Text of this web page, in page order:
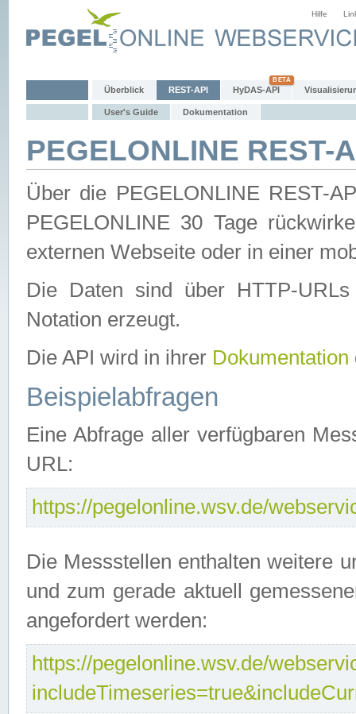
Hilfe
Überblick REST-API HyDAS-API
User's Guide Dokumentation
PEGELONLINE REST-
Über die PEGELONLINE REST-
PEGELONLINE 30 Tage
externen Webseite oder in einer
Die Daten sind über HTTP-
Notation erzeugt.
Die API wird in ihrer Dokumentation
Beispielabfragen
Eine Abfrage aller verfügbaren
URL:
https://pegelonline.wsv.de/
Die Messstellen enthalten weitere
und zum gerade aktuell
angefordert werden:
https://pegelonline.wsv.de/